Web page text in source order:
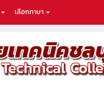
เลือกภาษา